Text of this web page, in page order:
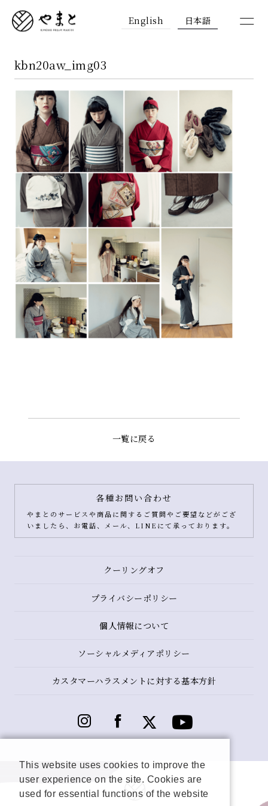
English 日本語
kbn20aw_img03
一覧に戻る
各種お問い合わせ
やまとのサービスや商品に関するご質問やご要望などがござ
いましたら、お電話、メール、LINEにて承っております。
クーリングオフ
プライバシーポリシー
個人情報について
ソーシャルメディアポリシー
カスタマーハラスメントに対する基本方針
This website uses cookies to improve the
user experience on the site. Cookies are
used for essential functions of the website